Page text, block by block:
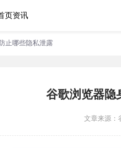
页资讯
止哪些隐私泄露
谷歌浏览器隐
文章来源：